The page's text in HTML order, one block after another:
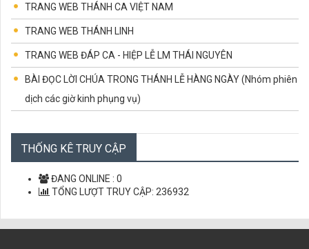
TRANG WEB THÁNH CA VIỆT NAM
TRANG WEB THÁNH LINH
TRANG WEB ĐÁP CA - HIỆP LỄ LM THÁI NGUYÊN
BÀI ĐỌC LỜI CHÚA TRONG THÁNH LỄ HÀNG NGÀY (Nhóm phiên
dịch các giờ kinh phụng vụ)
CÙNG HỌC LỜI CHÚA
THỐNG KÊ TRUY CẬP
ĐANG ONLINE : 0
TỔNG LƯỢT TRUY CẬP: 236932